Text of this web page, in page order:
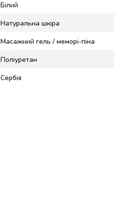
Білий
Натуральна шкіра
Масажний гель / меморі-піна
Поліуретан
Сербія